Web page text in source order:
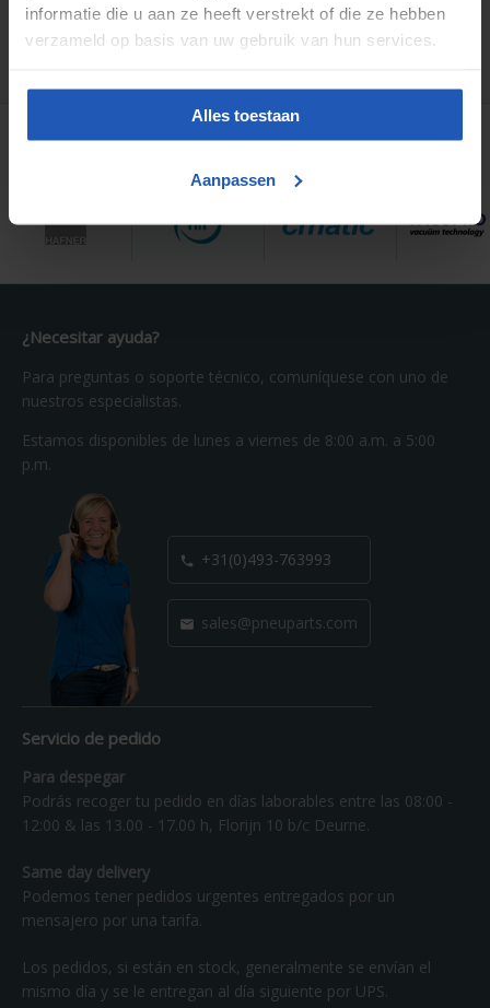
informatie die u aan ze heeft verstrekt of die ze hebben
verzameld op basis van uw gebruik van hun services.
Alles toestaan
Aanpassen
Partes originales de
¿Necesitar ayuda?
Para preguntas o soporte técnico, comuníquese con uno de
nuestros especialistas.
Estamos disponibles de lunes a viernes de 8:00 a.m. a 5:00
p.m.
 +31(0)493-763993
 sales@pneuparts.com
Servicio de pedido
Para despegar
Podrás recoger tu pedido en días laborables entre las 08:00 -
12:00 & las 13.00 - 17.00 h, Florijn 10 b/c Deurne.
Same day delivery
Podemos tener pedidos urgentes entregados por un
mensajero por una tarifa.
Los pedidos, si están en stock, generalmente se envían el
mismo día y se le entregan al día siguiente por UPS.